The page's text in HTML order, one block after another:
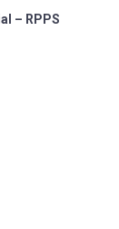
– RPPS